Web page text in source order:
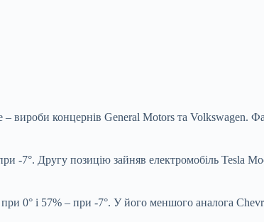
вироби концернів General Motors та Volkswagen.
-7°. Другу позицію зайняв електромобіль Tesla
0° і 57% – при -7°. У його меншого аналога